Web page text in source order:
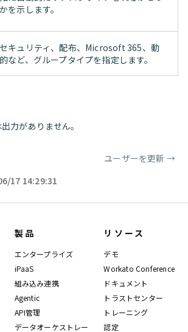
かを示します。
セキュリティ、配布、Microsoft 365、動
的など、グループタイプを指定します。
力がありません。
ユーザーを更新 →
17 14:29:31
製品
エンタープライズ
iPaaS
組み込み連携
Agentic
API管理
データオーケストレー
リソース
デモ
Workato Conference
ドキュメント
トラストセンター
トレーニング
認定